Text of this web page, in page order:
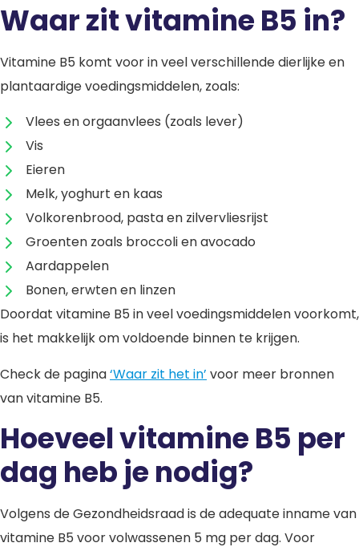
Waar zit vitamine B5 in?
Vitamine B5 komt voor in veel verschillende dierlijke en
plantaardige voedingsmiddelen, zoals:
Vlees en orgaanvlees (zoals lever)
Vis
Eieren
Melk, yoghurt en kaas
Volkorenbrood, pasta en zilvervliesrijst
Groenten zoals broccoli en avocado
Aardappelen
Bonen, erwten en linzen
Doordat vitamine B5 in veel voedingsmiddelen voorkomt,
is het makkelijk om voldoende binnen te krijgen.
Check de pagina‘Waar zit het in’ voor meer bronnen
van vitamine B5.
Hoeveel vitamine B5 per
dag heb je nodig?
Volgens de Gezondheidsraad is de adequate inname van
vitamine B5 voor volwassenen 5 mg per dag. Voor